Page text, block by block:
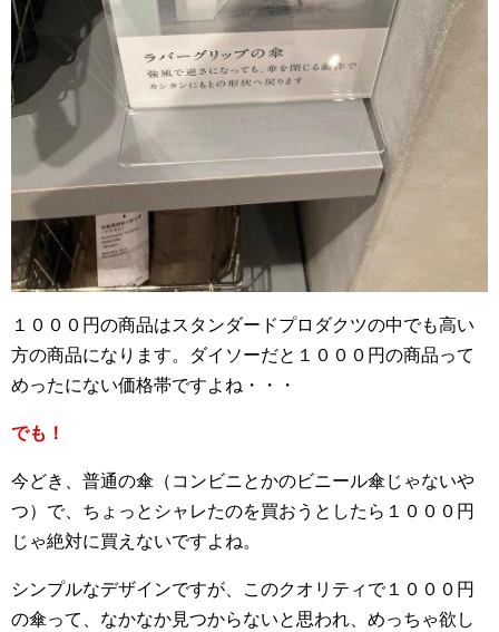
１０００円の商品はスタンダードプロダクツの中でも高い
方の商品になります。ダイソーだと１０００円の商品って
めったにない価格帯ですよね・・・
でも！
今どき、普通の傘（コンビニとかのビニール傘じゃないや
つ）で、ちょっとシャレたのを買おうとしたら１０００円
じゃ絶対に買えないですよね。
シンプルなデザインですが、このクオリティで１０００円
の傘って、なかなか見つからないと思われ、めっちゃ欲し